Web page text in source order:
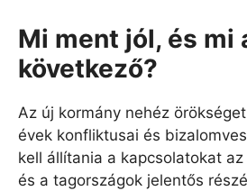
Mi ment jól, és mi
következő?
Az új kormány nehéz
évek konfliktusai és
kell állítania a kapcsolatokat
és a tagországok jelentős